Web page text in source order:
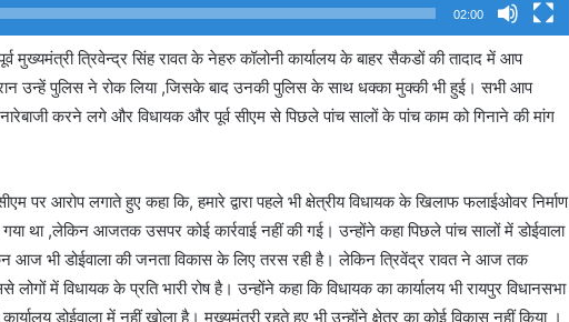
02:00
मुख्यमंत्री त्रिवेन्द्र सिंह रावत के नेहरु कॉलोनी कार्यालय के बाहर सैकडों की तादाद में आप
उन्हें पुलिस ने रोक लिया ,जिसके बाद उनकी पुलिस के साथ धक्का मुक्की भी हुई। सभी आप
करने लगे और विधायक और पूर्व सीएम से पिछले पांच सालों के पांच काम को गिनाने की मांग
पर आरोप लगाते हुए कहा कि, हमारे द्वारा पहले भी क्षेत्रीय विधायक के खिलाफ फलाईओवर निर्माण
था ,लेकिन आजतक उसपर कोई कार्रवाई नहीं की गई। उन्होंने कहा पिछले पांच सालों में डोईवाला
आज भी डोईवाला की जनता विकास के लिए तरस रही है। लेकिन त्रिवेंद्र रावत ने आज तक
लोगों में विधायक के प्रति भारी रोष है। उन्होंने कहा कि विधायक का कार्यालय भी रायपुर विधानसभा
डोईवाला में नहीं खोला है। मुख्यमंत्री रहते हुए भी उन्होंने क्षेत्र का कोई विकास नहीं किया ।